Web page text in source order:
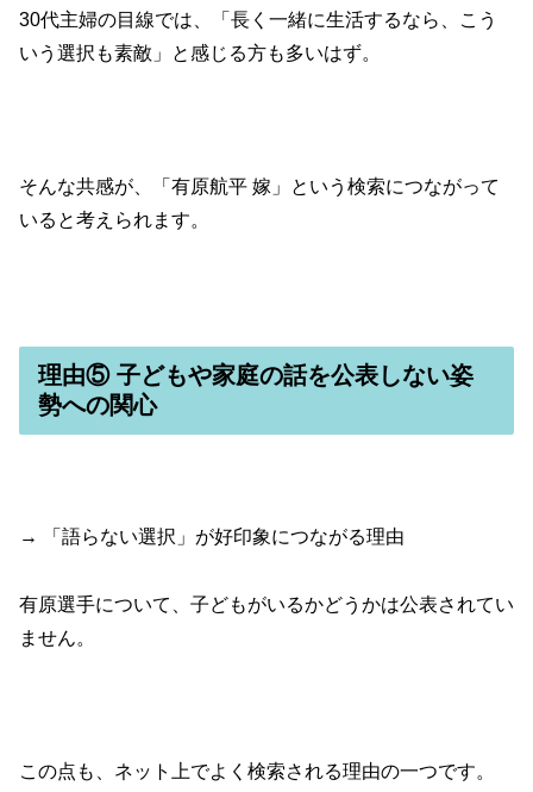
30代主婦の目線では、「長く一緒に生活するなら、こう
いう選択も素敵」と感じる方も多いはず。
そんな共感が、「有原航平 嫁」という検索につながって
いると考えられます。
理由⑤ 子どもや家庭の話を公表しない姿
勢への関心
→ 「語らない選択」が好印象につながる理由
有原選手について、子どもがいるかどうかは公表されてい
ません。
この点も、ネット上でよく検索される理由の一つです。